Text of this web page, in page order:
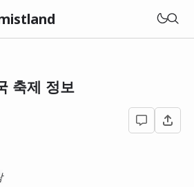
축제 정보